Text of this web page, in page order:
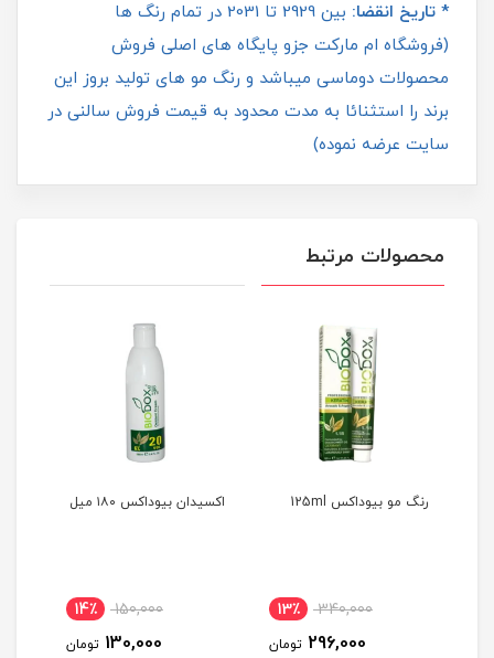
* تاریخ انقضا:
بین 2929 تا 2031 در تمام رنگ ها
(فروشگاه ام مارکت جزو پایگاه های اصلی فروش
محصولات دوماسی میباشد و رنگ مو های تولید بروز این
برند را استثنائا به مدت محدود به قیمت فروش سالنی در
سایت عرضه نموده)
محصولات مرتبط
رنگ مو بیوداکس 125ml
340,000 13٪
296,000 تومان
اکسیدان بیوداکس ۱۸۰ میل
150,000 14٪
130,000 تومان